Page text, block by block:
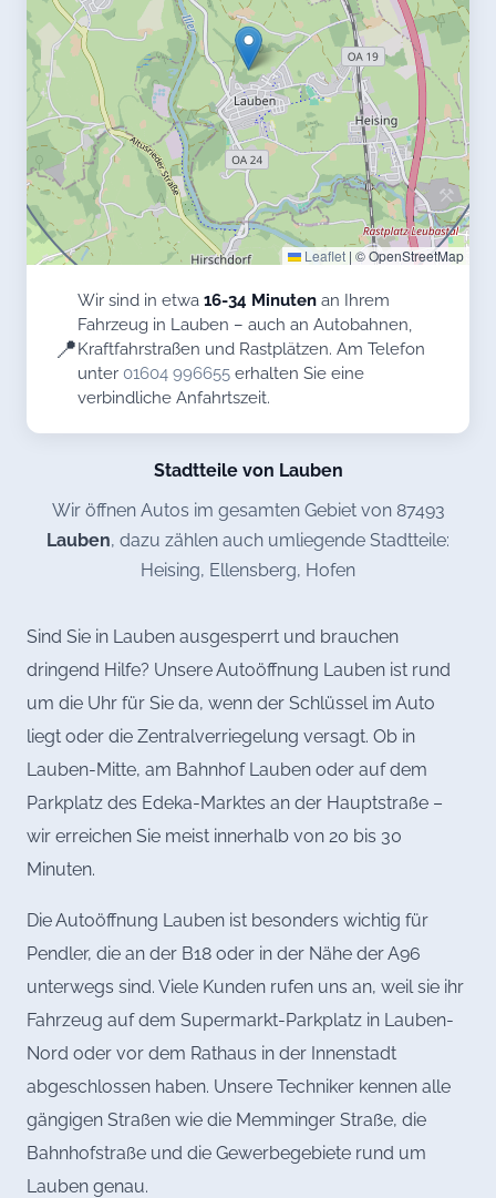
Leaflet | © OpenStreetMap
📍
Wir sind in etwa 16-34 Minuten an Ihrem
Fahrzeug in Lauben – auch an Autobahnen,
Kraftfahrstraßen und Rastplätzen. Am Telefon
unter 01604 996655 erhalten Sie eine
verbindliche Anfahrtszeit.
Stadtteile von Lauben
Wir öffnen Autos im gesamten Gebiet von 87493
Lauben, dazu zählen auch umliegende Stadtteile:
Heising, Ellensberg, Hofen
Sind Sie in Lauben ausgesperrt und brauchen
dringend Hilfe? Unsere Autoöffnung Lauben ist rund
um die Uhr für Sie da, wenn der Schlüssel im Auto
liegt oder die Zentralverriegelung versagt. Ob in
Lauben-Mitte, am Bahnhof Lauben oder auf dem
Parkplatz des Edeka-Marktes an der Hauptstraße –
wir erreichen Sie meist innerhalb von 20 bis 30
Minuten.
Die Autoöffnung Lauben ist besonders wichtig für
Pendler, die an der B18 oder in der Nähe der A96
unterwegs sind. Viele Kunden rufen uns an, weil sie ihr
Fahrzeug auf dem Supermarkt-Parkplatz in Lauben-
Nord oder vor dem Rathaus in der Innenstadt
abgeschlossen haben. Unsere Techniker kennen alle
gängigen Straßen wie die Memminger Straße, die
Bahnhofstraße und die Gewerbegebiete rund um
Lauben genau.